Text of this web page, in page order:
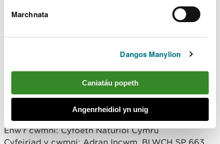
Marchnata
Dangos Manylion
Caniatáu popeth
Angenrheidiol yn unig
£240 am newid gweinyddol
(byddwn yn codi ôl-ddyledion arnoch)
I dalu am eich cais, gallwch ein ffonio ar
3770rhwng 9am a 5pm, dydd Llun i ddydd Gwener
neu dalu trwy drosglwyddiad BACS i:
Enw’r cwmni: Cyfoeth Naturiol Cymru